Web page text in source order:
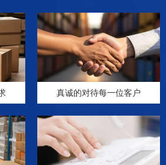
真诚的对待每一位客户